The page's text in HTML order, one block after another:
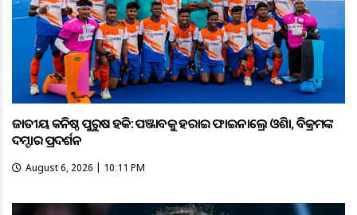
ଜାତୀୟ କନିଷ୍ଠ ପୁରୁଷ ହକି: ପଞ୍ଜାବକୁ ହରାଇ ଫାଇନାଲ୍ରେ ଓଡ଼ିଶା, ବିକ୍ରମଙ୍କ
ଦମ୍ଦାର ପ୍ରଦର୍ଶନ
August 6, 2026 | 10:11 PM